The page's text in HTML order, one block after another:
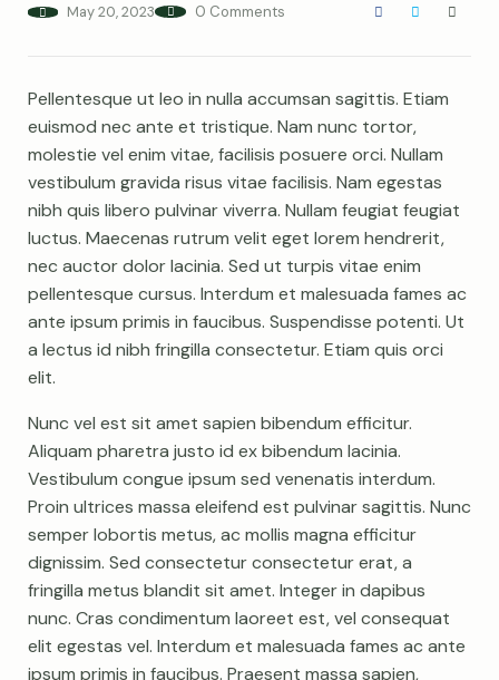
May 20, 2023 0 Comments
Pellentesque ut leo in nulla accumsan sagittis. Etiam
euismod nec ante et tristique. Nam nunc tortor,
molestie vel enim vitae, facilisis posuere orci. Nullam
vestibulum gravida risus vitae facilisis. Nam egestas
nibh quis libero pulvinar viverra. Nullam feugiat feugiat
luctus. Maecenas rutrum velit eget lorem hendrerit,
nec auctor dolor lacinia. Sed ut turpis vitae enim
pellentesque cursus. Interdum et malesuada fames ac
ante ipsum primis in faucibus. Suspendisse potenti. Ut
a lectus id nibh fringilla consectetur. Etiam quis orci
elit.
Nunc vel est sit amet sapien bibendum efficitur.
Aliquam pharetra justo id ex bibendum lacinia.
Vestibulum congue ipsum sed venenatis interdum.
Proin ultrices massa eleifend est pulvinar sagittis. Nunc
semper lobortis metus, ac mollis magna efficitur
dignissim. Sed consectetur consectetur erat, a
fringilla metus blandit sit amet. Integer in dapibus
nunc. Cras condimentum laoreet est, vel consequat
elit egestas vel. Interdum et malesuada fames ac ante
ipsum primis in faucibus. Praesent massa sapien,